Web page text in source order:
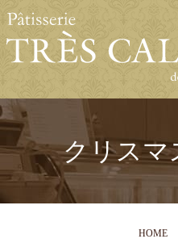
クリスマ
HOME